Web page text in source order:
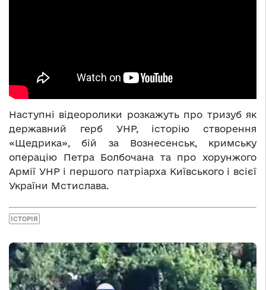
Наступні відеоролики розкажуть про тризуб як
державний герб УНР, історію створення
«Щедрика», бій за Вознесенськ, кримську
операцію Петра Болбочана та про хорунжого
Армії УНР і першого патріарха Київського і всієї
України Мстислава.
ІСТОРІЯ